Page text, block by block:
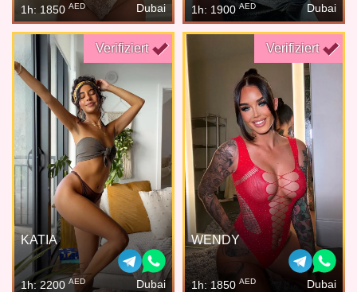
1h: 1850 AED Dubai 1h: 1900AED Dubai
Verifiziert
KATIA
1h: 2200 AED Dubai
Verifiziert
WENDY
1h: 1850 AED Dubai